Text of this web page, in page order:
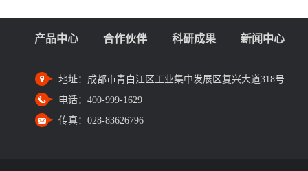
产品中心 合作伙伴 科研成果 新闻中心
地址： 成都市青白江区工业集中发展区复兴大道318号
电话： 400-999-1629
传真： 028-83626796